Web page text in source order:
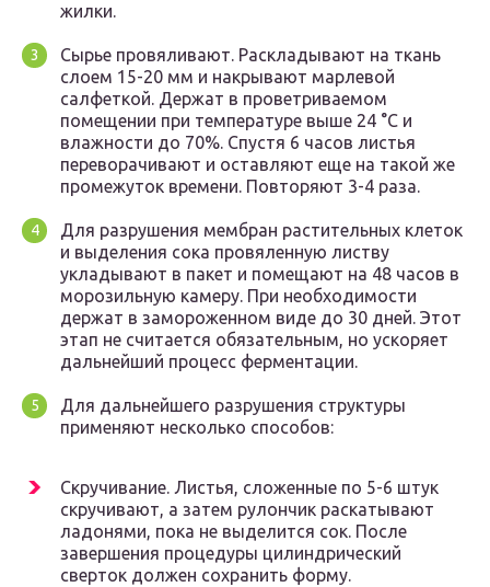
жилки.
Сырье провяливают. Раскладывают на ткань
слоем 15-20 мм и накрывают марлевой
салфеткой. Держат в проветриваемом
помещении при температуре выше 24 °C и
влажности до 70%. Спустя 6 часов листья
переворачивают и оставляют еще на такой же
промежуток времени. Повторяют 3-4 раза.
Для разрушения мембран растительных клеток
и выделения сока провяленную листву
укладывают в пакет и помещают на 48 часов в
морозильную камеру. При необходимости
держат в замороженном виде до 30 дней. Этот
этап не считается обязательным, но ускоряет
дальнейший процесс ферментации.
Для дальнейшего разрушения структуры
применяют несколько способов:
Скручивание. Листья, сложенные по 5-6 штук
скручивают, а затем рулончик раскатывают
ладонями, пока не выделится сок. После
завершения процедуры цилиндрический
сверток должен сохранить форму.